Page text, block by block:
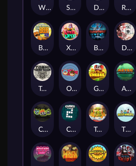
Wishbringer Slayers Inc Dorks of The Deep Rotten
Benny The Beer Xmas Drop Bloodthirst Densho
Toshi Video Club OmNom Get The Cheese Aztec Twist
Chaos Crew Cubes 2 Tai The Toad The Respinners